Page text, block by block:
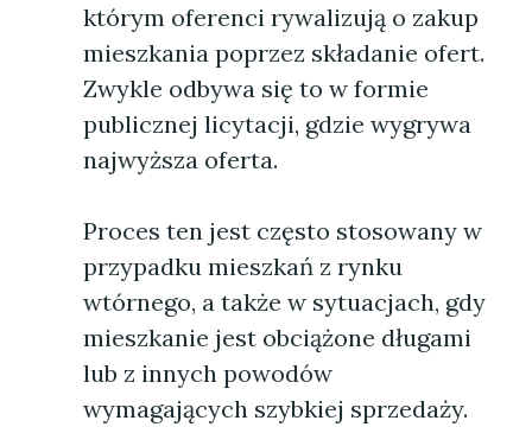
którym oferenci rywalizują o zakup
mieszkania poprzez składanie ofert.
Zwykle odbywa się to w formie
publicznej licytacji, gdzie wygrywa
najwyższa oferta.
Proces ten jest często stosowany w
przypadku mieszkań z rynku
wtórnego, a także w sytuacjach, gdy
mieszkanie jest obciążone długami
lub z innych powodów
wymagających szybkiej sprzedaży.